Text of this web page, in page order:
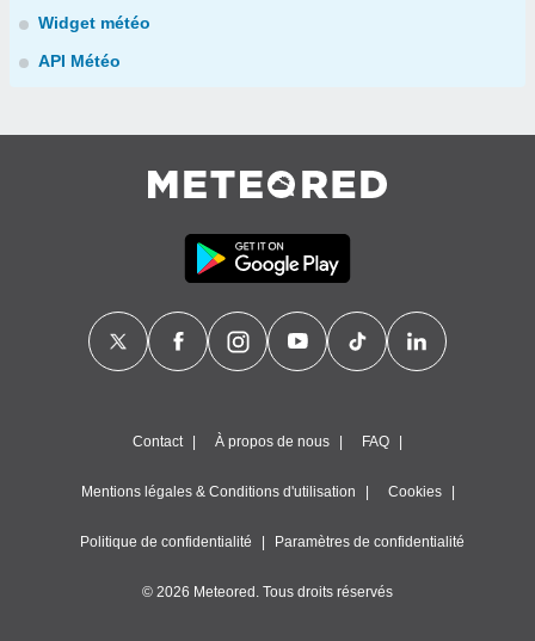
Widget météo
API Météo
Contact À propos de nous FAQ
Mentions légales & Conditions d'utilisation Cookies
Politique de confidentialité Paramètres de confidentialité
© 2026 Meteored. Tous droits réservés